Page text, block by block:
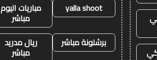
yalla shoot مباريات اليوم
مباشر
برشلونة مباشر
ريال مدريد
مباشر